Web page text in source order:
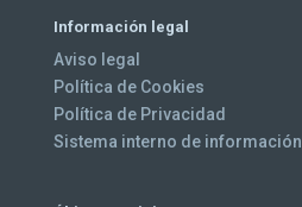
Información legal
Aviso legal
Política de Cookies
Política de Privacidad
Sistema interno de información